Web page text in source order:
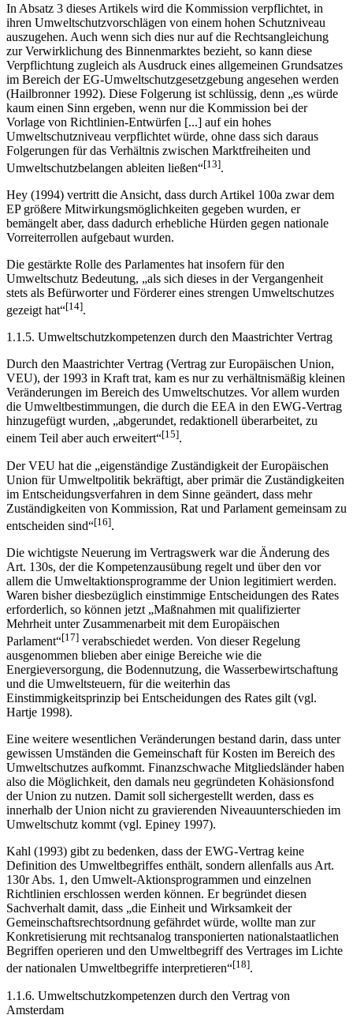
In Absatz 3 dieses Artikels wird die Kommission verpflichtet, in
ihren Umweltschutzvorschlägen von einem hohen Schutzniveau
auszugehen. Auch wenn sich dies nur auf die Rechtsangleichung
zur Verwirklichung des Binnenmarktes bezieht, so kann diese
Verpflichtung zugleich als Ausdruck eines allgemeinen Grundsatzes
im Bereich der EG-Umweltschutzgesetzgebung angesehen werden
(Hailbronner 1992). Diese Folgerung ist schlüssig, denn „es würde
kaum einen Sinn ergeben, wenn nur die Kommission bei der
Vorlage von Richtlinien-Entwürfen [...] auf ein hohes
Umweltschutzniveau verpflichtet würde, ohne dass sich daraus
Folgerungen für das Verhältnis zwischen Marktfreiheiten und
Umweltschutzbelangen ableiten ließen“[13].
Hey (1994) vertritt die Ansicht, dass durch Artikel 100a zwar dem
EP größere Mitwirkungsmöglichkeiten gegeben wurden, er
bemängelt aber, dass dadurch erhebliche Hürden gegen nationale
Vorreiterrollen aufgebaut wurden.
Die gestärkte Rolle des Parlamentes hat insofern für den
Umweltschutz Bedeutung, „als sich dieses in der Vergangenheit
stets als Befürworter und Förderer eines strengen Umweltschutzes
gezeigt hat“[14].
1.1.5. Umweltschutzkompetenzen durch den Maastrichter Vertrag
Durch den Maastrichter Vertrag (Vertrag zur Europäischen Union,
VEU), der 1993 in Kraft trat, kam es nur zu verhältnismäßig kleinen
Veränderungen im Bereich des Umweltschutzes. Vor allem wurden
die Umweltbestimmungen, die durch die EEA in den EWG-Vertrag
hinzugefügt wurden, „abgerundet, redaktionell überarbeitet, zu
einem Teil aber auch erweitert“[15].
Der VEU hat die „eigenständige Zuständigkeit der Europäischen
Union für Umweltpolitik bekräftigt, aber primär die Zuständigkeiten
im Entscheidungsverfahren in dem Sinne geändert, dass mehr
Zuständigkeiten von Kommission, Rat und Parlament gemeinsam zu
entscheiden sind“[16].
Die wichtigste Neuerung im Vertragswerk war die Änderung des
Art. 130s, der die Kompetenzausübung regelt und über den vor
allem die Umweltaktionsprogramme der Union legitimiert werden.
Waren bisher diesbezüglich einstimmige Entscheidungen des Rates
erforderlich, so können jetzt „Maßnahmen mit qualifizierter
Mehrheit unter Zusammenarbeit mit dem Europäischen
Parlament“[17] verabschiedet werden. Von dieser Regelung
ausgenommen blieben aber einige Bereiche wie die
Energieversorgung, die Bodennutzung, die Wasserbewirtschaftung
und die Umweltsteuern, für die weiterhin das
Einstimmigkeitsprinzip bei Entscheidungen des Rates gilt (vgl.
Hartje 1998).
Eine weitere wesentlichen Veränderungen bestand darin, dass unter
gewissen Umständen die Gemeinschaft für Kosten im Bereich des
Umweltschutzes aufkommt. Finanzschwache Mitgliedsländer haben
also die Möglichkeit, den damals neu gegründeten Kohäsionsfond
der Union zu nutzen. Damit soll sichergestellt werden, dass es
innerhalb der Union nicht zu gravierenden Niveauunterschieden im
Umweltschutz kommt (vgl. Epiney 1997).
Kahl (1993) gibt zu bedenken, dass der EWG-Vertrag keine
Definition des Umweltbegriffes enthält, sondern allenfalls aus Art.
130r Abs. 1, den Umwelt-Aktionsprogrammen und einzelnen
Richtlinien erschlossen werden können. Er begründet diesen
Sachverhalt damit, dass „die Einheit und Wirksamkeit der
Gemeinschaftsrechtsordnung gefährdet würde, wollte man zur
Konkretisierung mit rechtsanalog transponierten nationalstaatlichen
Begriffen operieren und den Umweltbegriff des Vertrages im Lichte
der nationalen Umweltbegriffe interpretieren“[18].
1.1.6. Umweltschutzkompetenzen durch den Vertrag von
Amsterdam